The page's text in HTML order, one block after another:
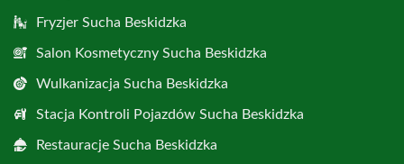
Fryzjer Sucha Beskidzka
Salon Kosmetyczny Sucha Beskidzka
Wulkanizacja Sucha Beskidzka
Stacja Kontroli Pojazdów Sucha Beskidzka
Restauracje Sucha Beskidzka